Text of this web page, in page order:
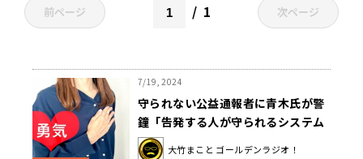
前ページ 1 次ページ
7/19, 2024
守られない公益通報者に青木氏が警
鐘「告発する人が守られるシステム
ができれば不正をさせられる人も減
大竹まこと ゴールデンラジオ！